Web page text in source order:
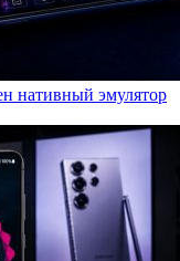
нативный эмулятор